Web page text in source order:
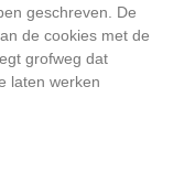
geschreven. De
de cookies met de
grofweg dat
laten werken